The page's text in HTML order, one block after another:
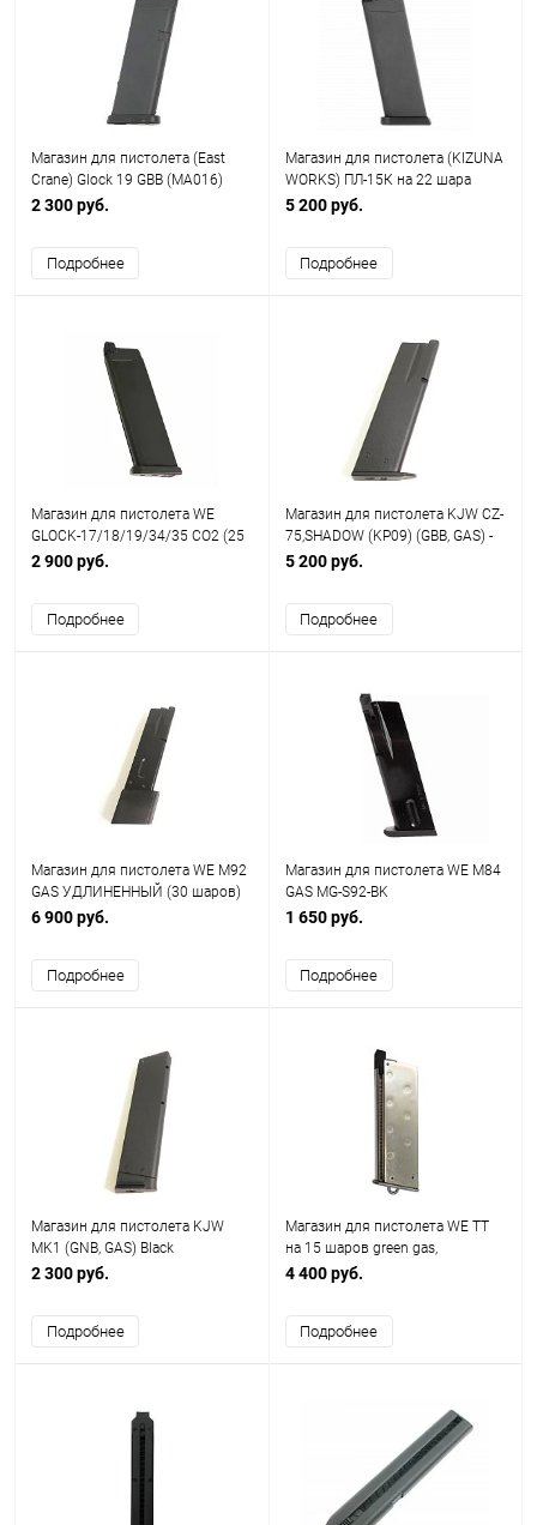
Магазин для пистолета (East
Crane) Glock 19 GBB (MA016)
2 300 руб.
Подробнее
Магазин для пистолета (KIZUNA
WORKS) ПЛ-15К на 22 шара
5 200 руб.
Подробнее
Магазин для пистолета WE
GLOCK-17/18/19/34/35 CO2 (25
шаров) MG-P90-1
2 900 руб.
Подробнее
Магазин для пистолета KJW CZ-
75,SHADOW (KP09) (GBB, GAS) -
KP-09M
5 200 руб.
Подробнее
Магазин для пистолета WE M92
GAS УДЛИНЕННЫЙ (30 шаров)
подходит на KJW MG-92SPL
6 900 руб.
Подробнее
Магазин для пистолета WE M84
GAS MG-S92-BK
1 650 руб.
Подробнее
Магазин для пистолета KJW
MK1 (GNB, GAS) Black
2 300 руб.
Подробнее
Магазин для пистолета WE TT
на 15 шаров green gas,
серебристый MG-TT33-SV
4 400 руб.
Подробнее